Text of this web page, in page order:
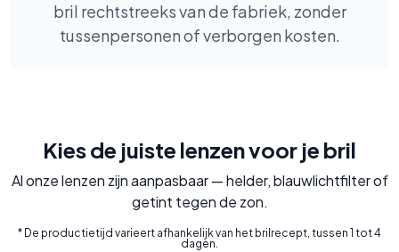
bril rechtstreeks van de fabriek, zonder
tussenpersonen of verborgen kosten.
Kies de juiste lenzen voor je bril
Al onze lenzen zijn aanpasbaar — helder, blauwlichtfilter of
getint tegen de zon.
* De productietijd varieert afhankelijk van het brilrecept, tussen 1 tot 4
dagen.